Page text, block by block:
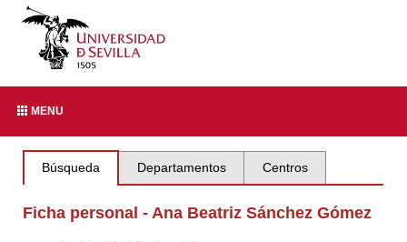
MENU
Búsqueda Departamentos Centros
Ficha personal - Ana Beatriz Sánchez Gómez